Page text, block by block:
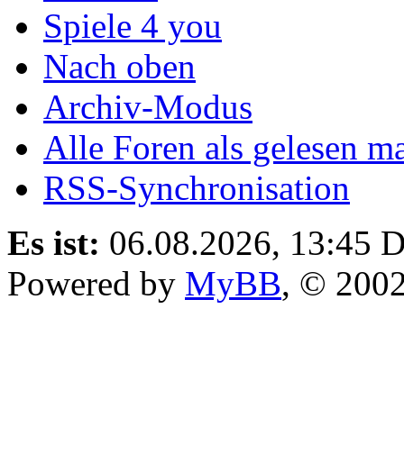
Spiele 4 you
Nach oben
Archiv-Modus
Alle Foren als gelesen
RSS-Synchronisation
Es ist: 06.08.2026, 13:45
Powered by MyBB, ©